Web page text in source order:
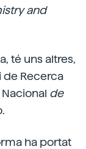
and
té uns altres,
de Recerca
de
ha portat